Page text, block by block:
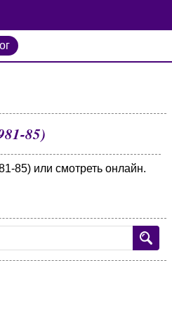
85)
85) или смотреть онлайн.